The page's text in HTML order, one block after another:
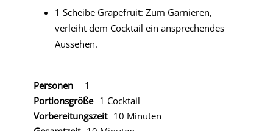
1 Scheibe Grapefruit: Zum Garnieren,
verleiht dem Cocktail ein ansprechendes
Aussehen.
Personen
1
Portionsgröße 1 Cocktail
Vorbereitungszeit 10 Minuten